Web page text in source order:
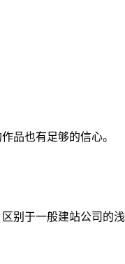
品也有足够的信心。
别于一般建站公司的